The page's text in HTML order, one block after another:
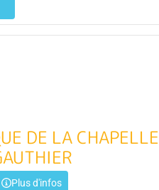
DE LA CHAPELLE
Plus d'infos